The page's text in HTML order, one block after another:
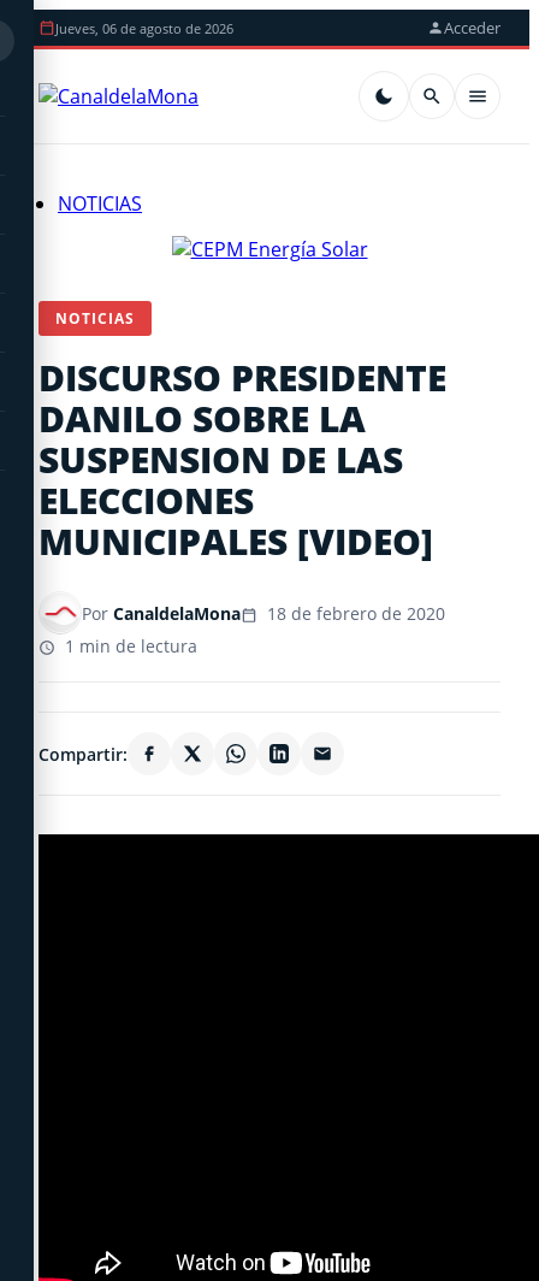
Jueves, 06 de agosto de 2026 Acceder
NOTICIAS
NOTICIAS
DISCURSO PRESIDENTE
DANILO SOBRE LA
SUSPENSION DE LAS
ELECCIONES
MUNICIPALES [VIDEO]
Por CanaldelaMona
18 de febrero de 2020
1 min de lectura
Compartir: